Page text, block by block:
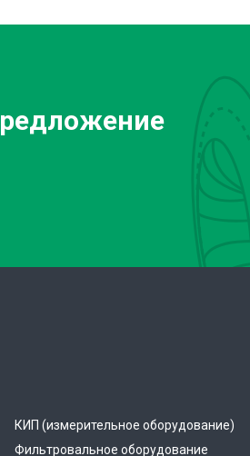
КИП (измерительное оборудование)
Фильтровальное оборудование